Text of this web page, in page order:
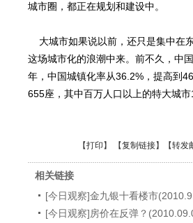
城市圈，都正在规划和建设中。
大城市如果说以前，还只是集中在
这场城市化的浪潮中来。前不久，中
年，中国城镇化率从36.2%，提高到
655座，其中百万人口以上的特大城
【打印 】 【复制链接】【转发
相关链接
[今日观察]金九银十看楼市
[今日观察]房价在反弹？